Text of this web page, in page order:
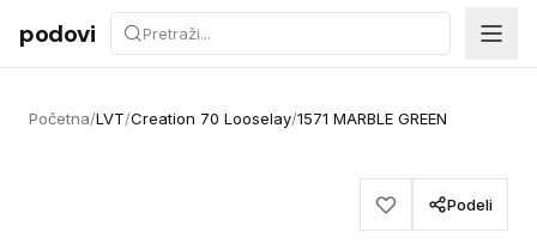
Preskoči na sadržaj
podovi
Početna/LVT/Creation 70 Looselay/1571 MARBLE GREEN
Podeli